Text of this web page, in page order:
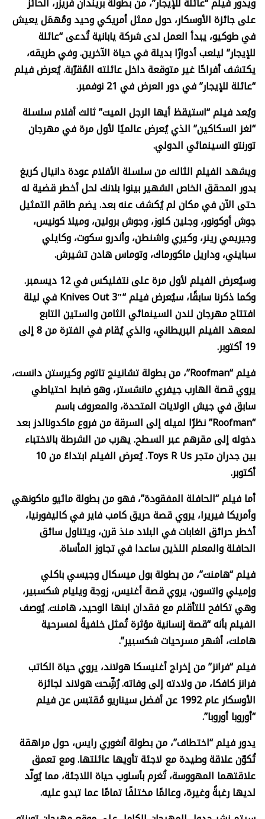
على جائزة الأوسكار، حول ممثل أمريكي وحيد ومُهمَل يعيش
في طوكيو، يبدأ العمل لدى شركة يابانية تُدعى “عائلة
للإيجار” ليلعب أدوارًا بديلة في حياة الآخرين. وفي طريقه،
يكتشف أفراحًا غير متوقعة داخل عائلته المُقرّبة. يُعرض فيلم
“عائلة للإيجار” في دور العرض في 21 نوفمبر.
ويُعد فيلم “استيقظ أيها الرجل الميت” ثالث أفلام سلسلة
“لغز السكاكين” الذي يُعرض عالميًا لأول مرة في مهرجان
تورنتو السينمائي الدولي.
ويشهد الفيلم الثالث من سلسلة الأفلام عودة دانيال كريغ
بدور المحقق الخاص الشهير بينوا بلانك لحل أخطر قضية له
حتى الآن في مكان لم يُكشف عنه بعد. يضم طاقم التمثيل
جوش أوكونور، وجلين كلوز، وجوش برولين، وميلا كونيس،
وجيريمي رينر، وكيري واشنطن، وأندرو سكوت، وكايلي
سبايني، وداريل ماكورماك، وتوماس هادن تشيرش.
وسيُعرض الفيلم لأول مرة على نتفليكس في 12 ديسمبر.
وكما ذكرنا سابقًا، سيُعرض فيلم “Knives Out 3″في ليلة
افتتاح مهرجان لندن السينمائي الثامن والستين التابع
لمعهد الفيلم البريطاني، والذي يُقام في الفترة من 8 إلى
19 أكتوبر.
فيلم “Roofman” ، من بطولة تشانينج تاتوم وكيرستن دانست،
يروي قصة الهارب جيفري مانشستر، وهو ضابط احتياطي
سابق في جيش الولايات المتحدة، والمعروف باسم
“
Roofman” نظرًا لميله إلى السرقة من فروع ماكدونالدز بعد
دخوله إلى مقرهم عبر السطح. يهرب من الشرطة بالاختباء
بين جدران متجرToys R Us.
يُعرض الفيلم ابتداءً من 10
أكتوبر.
أما فيلم “الحافلة المفقودة”، فهو من بطولة ماثيو ماكونهي
وأمريكا فيريرا، يروي قصة حريق كامب فاير في كاليفورنيا،
أخطر حرائق الغابات في البلاد منذ قرن، ويتناول سائق
الحافلة والمعلم اللذين ساعدا في تجاوز المأساة.
فيلم “هامنت”، من بطولة بول ميسكال وجيسي باكلي
وإميلي واتسون، يروي قصة أغنيس، زوجة ويليام شكسبير،
وهي تكافح للتأقلم مع فقدان ابنها الوحيد، هامنت. يُوصف
الفيلم بأنه “قصة إنسانية مؤثرة تُمثل خلفيةً لمسرحية
هاملت، أشهر مسرحيات شكسبير”.
فيلم “فرانز” من إخراج أغنيسكا هولاند، يروي حياة الكاتب
فرانز كافكا، من ولادته إلى وفاته. رُشِّحت هولاند لجائزة
الأوسكار عام 1992 عن أفضل سيناريو مُقتبس عن فيلم
“أوروبا أوروبا”.
يدور فيلم “اختطاف”، من بطولة أنغوري رايس، حول مراهقة
تُكوّن علاقة وطيدة مع لاجئة تأويها عائلتها. ومع تعمق
علاقتهما المهووسة، تُغرم بأسلوب حياة اللاجئة، مما يُولّد
لديها رغبةً وغيرة، وعالمًا مختلفًا تمامًا عما تبدو عليه.